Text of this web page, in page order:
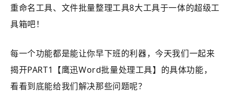
重命名工具、文件批量整理工具8大工具于一体的超级工
具箱吧！
每一个功能都是能让你早下班的利器，今天我们一起来
揭开PART1【鹰迅Word批量处理工具】的具体功能，
看看到底能给我们解决那些问题呢？